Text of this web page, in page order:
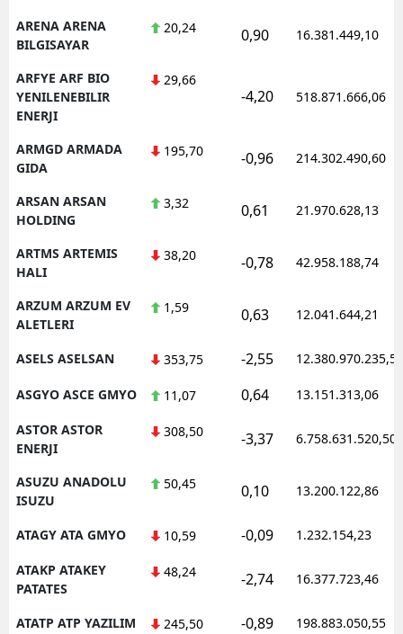
ARENA ARENA
BILGISAYAR
20,24 0,90 16.381.449,10
ARFYE ARF BIO
YENILENEBILIR
ENERJI
29,66
-4,20 518.871.666,06
ARMGD ARMADA
GIDA
195,70 -0,96 214.302.490,60
ARSAN ARSAN
HOLDING
3,32 0,61 21.970.628,13
ARTMS ARTEMIS
HALI
38,20 -0,78 42.958.188,74
ARZUM ARZUM EV
ALETLERI
1,59 0,63 12.041.644,21
ASELS ASELSAN 353,75 -2,55 12.380.970.235,50
ASGYO ASCE GMYO 11,07 0,64 13.151.313,06
ASTOR ASTOR
ENERJI
308,50 -3,37 6.758.631.520,50
ASUZU ANADOLU
ISUZU
50,45 0,10 13.200.122,86
ATAGY ATA GMYO 10,59 -0,09 1.232.154,23
ATAKP ATAKEY
PATATES
48,24 -2,74 16.377.723,46
ATATP ATP YAZILIM 245,50 -0,89 198.883.050,55